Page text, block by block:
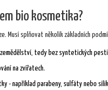
bio kosmetika?
Musí splňovat několik základních
tedy bez syntetických
na zvířatech.
- například parabeny, sulfáty nebo